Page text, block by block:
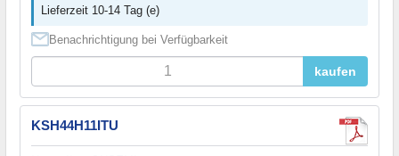
Lieferzeit 10-14 Tag (e)
Benachrichtigung bei Verfügbarkeit
kaufen
KSH44H11ITU